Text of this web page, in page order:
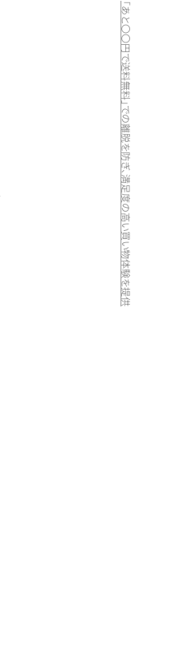
「あと〇〇円で送料無料」での離脱を防ぎ、満足度の高い買い物体験を提供